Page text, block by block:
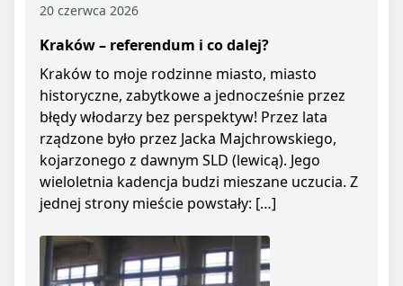
20 czerwca 2026
Kraków – referendum i co dalej?
Kraków to moje rodzinne miasto, miasto
historyczne, zabytkowe a jednocześnie przez
błędy włodarzy bez perspektyw! Przez lata
rządzone było przez Jacka Majchrowskiego,
kojarzonego z dawnym SLD (lewicą). Jego
wieloletnia kadencja budzi mieszane uczucia. Z
jednej strony mieście powstały: […]